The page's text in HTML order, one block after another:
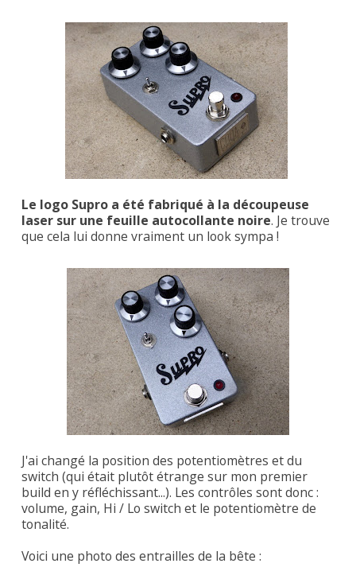
Le logo Supro a été fabriqué à la découpeuse
laser sur une feuille autocollante noire. Je trouve
que cela lui donne vraiment un look sympa !
J'ai changé la position des potentiomètres et du
switch (qui était plutôt étrange sur mon premier
build en y réfléchissant...). Les contrôles sont donc :
volume, gain, Hi / Lo switch et le potentiomètre de
tonalité.
Voici une photo des entrailles de la bête :